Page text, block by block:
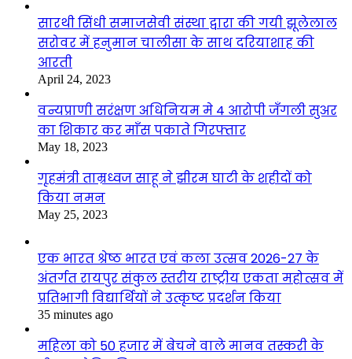
सारथी सिंधी समाजसेवी संस्था द्वारा की गयी झूलेलाल
सरोवर में हनुमान चालीसा के साथ दरियाशाह की
आरती
April 24, 2023
वन्यप्राणी सरंक्षण अधिनियम मे 4 आरोपी जँगली सुअर
का शिकार कर माँस पकाते गिरफ्तार
May 18, 2023
गृहमंत्री ताम्रध्वज साहू ने झीरम घाटी के शहीदों को
किया नमन
May 25, 2023
एक भारत श्रेष्ठ भारत एवं कला उत्सव 2026-27 के
अंतर्गत रायपुर संकुल स्तरीय राष्ट्रीय एकता महोत्सव में
प्रतिभागी विद्यार्थियों ने उत्कृष्ट प्रदर्शन किया
35 minutes ago
महिला को 50 हजार में बेचने वाले मानव तस्करी के